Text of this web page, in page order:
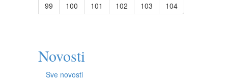
99
100 101 102 103 104
Novosti
Sve novosti